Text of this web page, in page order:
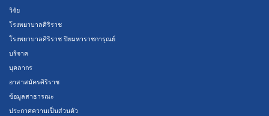
วิจัย
โรงพยาบาลศิริราช
โรงพยาบาลศิริราช ปิยมหาราชการุณย์
บริจาค
บุคลากร
อาสาสมัครศิริราช
ข้อมูลสาธารณะ
ประกาศความเป็นส่วนตัว